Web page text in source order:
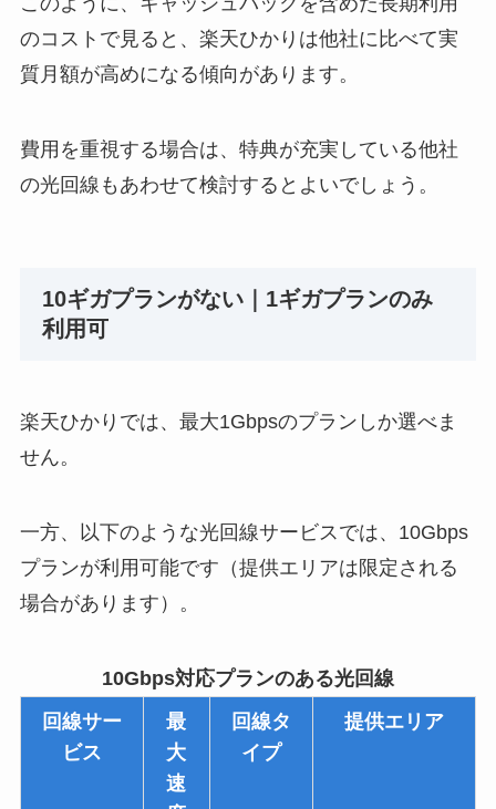
のコストで見ると、楽天ひかりは他社に比べて実
質月額が高めになる傾向があります。
費用を重視する場合は、特典が充実している他社
の光回線もあわせて検討するとよいでしょう。
10ギガプランがない｜1ギガプランのみ
利用可
楽天ひかりでは、最大1Gbpsのプランしか選べま
せん。
一方、以下のような光回線サービスでは、10Gbps
プランが利用可能です（提供エリアは限定される
場合があります）。
10Gbps対応プランのある光回線
回線サー
ビス
最
大
速
回線タ
イプ
提供エリア